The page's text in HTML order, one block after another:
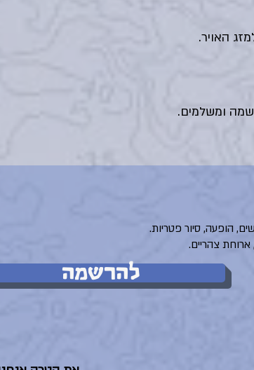
האויר.
ומשלמים.
צהריים.
להרשמה